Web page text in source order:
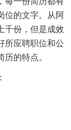
位的文字。从阿
千份，但是成效
所应聘职位和公
的特点。